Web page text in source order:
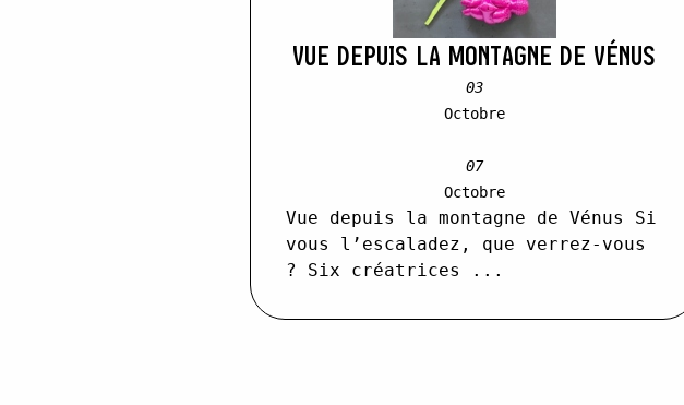
VUE DEPUIS LA MONTAGNE DE VÉNUS
03
Octobre
07
Octobre
Vue depuis la montagne de Vénus Si
vous l’escaladez, que verrez-vous
? Six créatrices ...